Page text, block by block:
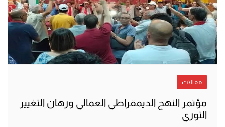
مقالات
مؤتمر النهج الديمقراطي العمالي ورهان التغيير
الثوري